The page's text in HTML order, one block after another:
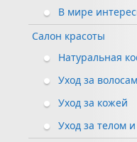
В мире
Салон красоты
Натуральная
Уход за
Уход за кожей
Уход за телом